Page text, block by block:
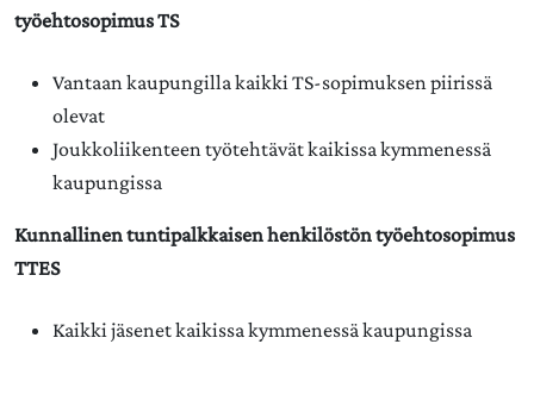
työehtosopimus TS
Vantaan kaupungilla kaikki TS-sopimuksen piirissä
olevat
Joukkoliikenteen työtehtävät kaikissa kymmenessä
kaupungissa
Kunnallinen tuntipalkkaisen henkilöstön työehtosopimus
TTES
Kaikki jäsenet kaikissa kymmenessä kaupungissa